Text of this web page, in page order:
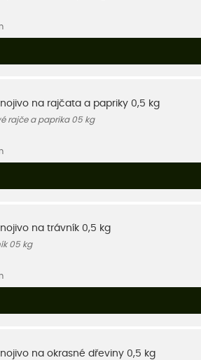
na rajčata a papriky 0,5 kg
rajče a paprika 05 kg
na trávník 0,5 kg
05 kg
na okrasné dřeviny 0,5 kg